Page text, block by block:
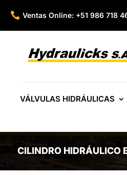
 Ventas Online: +51 986 718
VÁLVULAS HIDRÁULICAS
CILINDRO